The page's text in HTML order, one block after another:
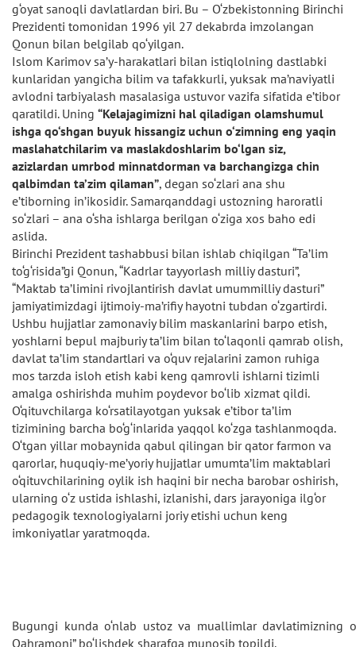
g‘oyat sanoqli davlatlardan biri. Bu – O‘zbekistonning Birinchi
Prezidenti tomonidan 1996 yil 27 dekabrda imzolangan
Qonun bilan belgilab qo‘yilgan.
Islom Karimov sa’y-harakatlari bilan istiqlolning dastlabki
kunlaridan yangicha bilim va tafakkurli, yuksak ma’naviyatli
avlodni tarbiyalash masalasiga ustuvor vazifa sifatida e’tibor
qaratildi. Uning “Kelajagimizni hal qiladigan olamshumul
ishga qo‘shgan buyuk hissangiz uchun o‘zimning eng yaqin
maslahatchilarim va maslakdoshlarim bo‘lgan siz,
azizlardan umrbod minnatdorman va barchangizga chin
qalbimdan ta’zim qilaman”, degan so‘zlari ana shu
e’tiborning in’ikosidir. Samarqanddagi ustozning haroratli
so‘zlari – ana o‘sha ishlarga berilgan o‘ziga xos baho edi
aslida.
Birinchi Prezident tashabbusi bilan ishlab chiqilgan “Ta’lim
to‘g‘risida”gi Qonun, “Kadrlar tayyorlash milliy dasturi”,
“Maktab ta’limini rivojlantirish davlat umummilliy dasturi”
jamiyatimizdagi ijtimoiy-ma’rifiy hayotni tubdan o‘zgartirdi.
Ushbu hujjatlar zamonaviy bilim maskanlarini barpo etish,
yoshlarni bepul majburiy ta’lim bilan to‘laqonli qamrab olish,
davlat ta’lim standartlari va o‘quv rejalarini zamon ruhiga
mos tarzda isloh etish kabi keng qamrovli ishlarni tizimli
amalga oshirishda muhim poydevor bo‘lib xizmat qildi.
O‘qituvchilarga ko‘rsatilayotgan yuksak e’tibor ta’lim
tizimining barcha bo‘g‘inlarida yaqqol ko‘zga tashlanmoqda.
O‘tgan yillar mobaynida qabul qilingan bir qator farmon va
qarorlar, huquqiy-me’yoriy hujjatlar umumta’lim maktablari
o‘qituvchilarining oylik ish haqini bir necha barobar oshirish,
ularning o‘z ustida ishlashi, izlanishi, dars jarayoniga ilg‘or
pedagogik texnologiyalarni joriy etishi uchun keng
imkoniyatlar yaratmoqda.
Bugungi kunda o‘nlab ustoz va muallimlar davlatimizning
Qahramoni” bo‘lishdek sharafga munosib topildi.